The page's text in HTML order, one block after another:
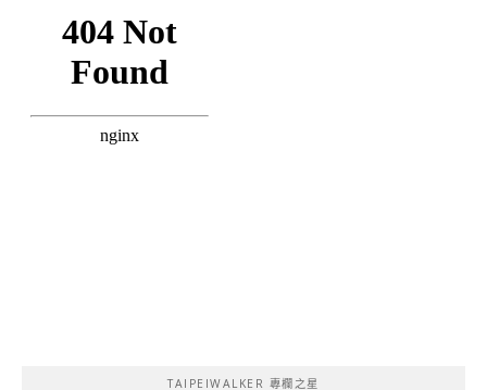
TAIPEIWALKER 專欄之星